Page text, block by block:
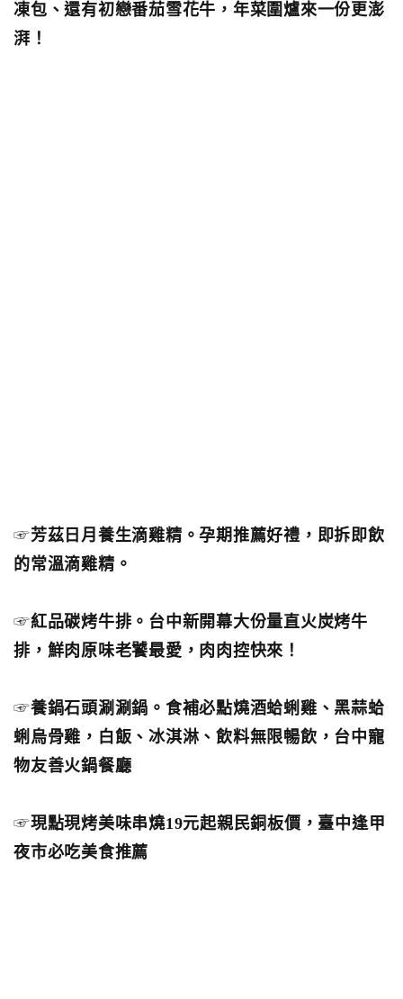
凍包、還有初戀番茄雪花牛，年菜圍爐來一份更澎
湃！
☞芳茲日月養生滴雞精。孕期推薦好禮，即拆即飲
的常溫滴雞精。
☞紅品碳烤牛排。台中新開幕大份量直火炭烤牛
排，鮮肉原味老饕最愛，肉肉控快來！
☞養鍋石頭涮涮鍋。食補必點燒酒蛤蜊雞、黑蒜蛤
蜊烏骨雞，白飯、冰淇淋、飲料無限暢飲，台中寵
物友善火鍋餐廳
☞現點現烤美味串燒19元起親民銅板價，臺中逢甲
夜市必吃美食推薦